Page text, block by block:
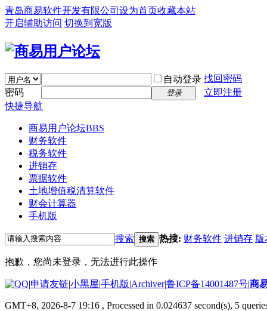
青岛商易软件开发有限公司 设为首页收藏本站
开启辅助访问 切换到宽版
自动登录 找回密码
密码
登录
立即注册
快捷导航
商易用户论坛BBS
财务软件
税务软件
进销存
票据软件
土地增值税清算软件
财会计算器
手机版
搜索 搜索 热搜: 财务软件 进销存 版
抱歉，您尚未登录，无法进行此操作
|申请友链|小黑屋|手机版|Archiver|鲁ICP备14001487号|商
GMT+8, 2026-8-7 19:16 , Processed in 0.024637 second(s), 5